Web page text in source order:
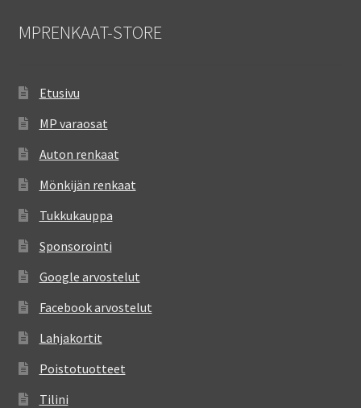
MPRENKAAT-STORE
Etusivu
MP varaosat
Auton renkaat
Mönkijän renkaat
Tukkukauppa
Sponsorointi
Google arvostelut
Facebook arvostelut
Lahjakortit
Poistotuotteet
Tilini